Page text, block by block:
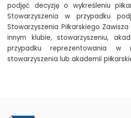
podjęć decyzję o wykreśleniu
Stowarzyszenia w przypadku
Stowarzyszenia Piłkarskiego
innym klubie, stowarzyszeniu,
przypadku reprezentowania w
stowarzyszenia lub akademii